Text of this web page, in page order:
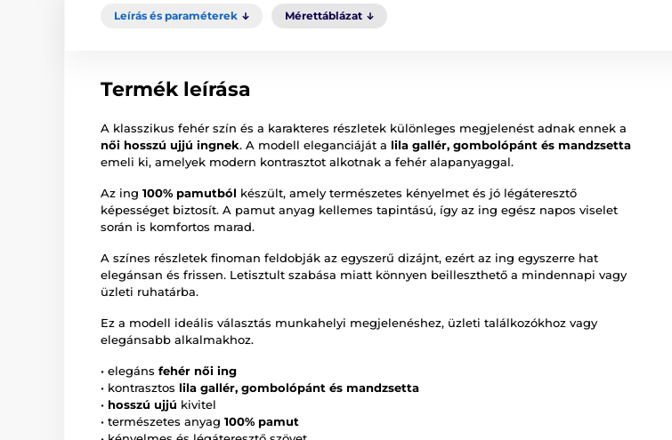
Leírás és paraméterek Mérettáblázat
Termék leírása
A klasszikus fehér szín és a karakteres részletek különleges megjelenést adnak ennek a
női hosszú ujjú ingnek. A modell eleganciáját a lila gallér, gombolópánt és mandzsetta
emeli ki, amelyek modern kontrasztot alkotnak a fehér alapanyaggal.
Az ing 100% pamutból készült, amely természetes kényelmet és jó légáteresztő
képességet biztosít. A pamut anyag kellemes tapintású, így az ing egész napos viselet
során is komfortos marad.
A színes részletek finoman feldobják az egyszerű dizájnt, ezért az ing egyszerre hat
elegánsan és frissen. Letisztult szabása miatt könnyen beilleszthető a mindennapi vagy
üzleti ruhatárba.
Ez a modell ideális választás munkahelyi megjelenéshez, üzleti találkozókhoz vagy
elegánsabb alkalmakhoz.
• elegáns fehér női ing
• kontrasztos lila gallér, gombolópánt és mandzsetta
• hosszú ujjú kivitel
• természetes anyag 100% pamut